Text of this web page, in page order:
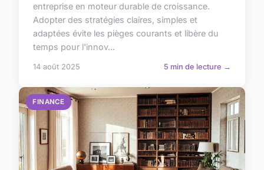
entreprise en moteur durable de croissance.
Adopter des stratégies claires, simples et
adaptées évite les pièges courants et libère du
temps pour l'innov...
14 août 2025 5 min de lecture →
FINANCE